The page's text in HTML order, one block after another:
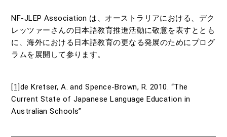
NF-JLEP Association は、オーストラリアにおける、デク
レッツァーさんの日本語教育推進活動に敬意を表すととも
に、海外における日本語教育の更なる発展のためにプログ
ラムを展開して参ります。
[1]de Kretser, A. and Spence-Brown, R. 2010. “The
Current State of Japanese Language Education in
Australian Schools”